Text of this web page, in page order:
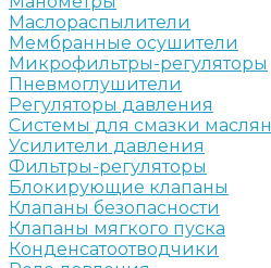
Маслораспылители
Мембранные осушители
Микрофильтры-регуляторы
Пневмоглушители
Регуляторы давления
Системы для смазки
Усилители давления
Фильтры-регуляторы
Блокирующие клапаны
Клапаны безопасности
Клапаны мягкого пуска
Конденсатоотводчики